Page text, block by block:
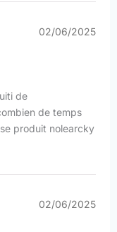
02/06/2025
de
de temps
produit nolearcky
02/06/2025